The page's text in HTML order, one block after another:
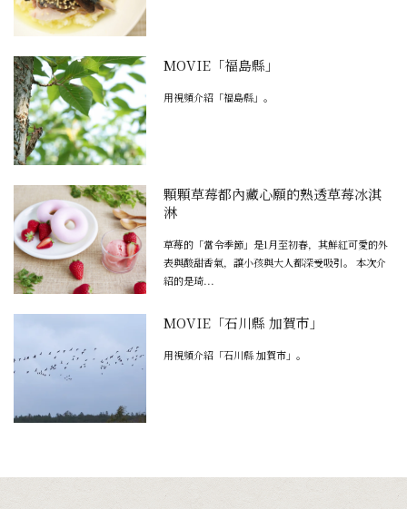
MOVIE「福島縣」
用視頻介紹「福島縣」。
顆顆草莓都內藏心願的熟透草莓冰淇
淋
草莓的「當令季節」是1月至初春，其鮮紅可愛的外
表與酸甜香氣，讓小孩與大人都深受吸引。 本次介
紹的是琦...
MOVIE「石川縣 加賀市」
用視頻介紹「石川縣 加賀市」。